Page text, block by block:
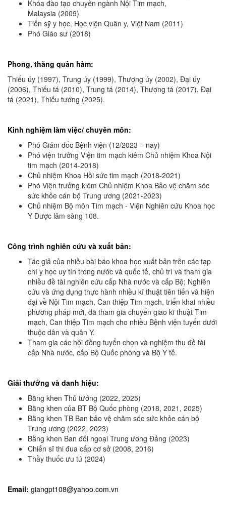
Khóa đào tạo chuyên ngành Nội Tim mạch,
Malaysia (2009)
Tiến sỹ y học, Học viện Quân y, Việt Nam (2011)
Phó Giáo sư (2018)
Phong, thăng quân hàm:
Thiếu úy (1997), Trung úy (1999), Thượng úy (2002), Đại úy
(2006), Thiếu tá (2010), Trung tá (2014), Thượng tá (2017), Đại
tá (2021), Thiếu tướng (2025).
Kinh nghiệm làm việc/ chuyên môn:
Phó Giám đốc Bệnh viện (12/2023 – nay)
Phó viện trưởng Viện tim mạch kiêm Chủ nhiệm Khoa Nội
tim mạch (2014-2018)
Chủ nhiệm Khoa Hồi sức tim mạch (2018-2021)
Phó Viện trưởng kiêm Chủ nhiệm Khoa Bảo vệ chăm sóc
sức khỏe cán bộ Trung ương (2021-2023)
Chủ nhiệm Bộ môn Tim mạch - Viện Nghiên cứu Khoa học
Y Dược lâm sàng 108.
Công trình nghiên cứu và xuất bản:
Tác giả của nhiều bài báo khoa học xuất bản trên các tạp
chí y học uy tín trong nước và quốc tế, chủ trì và tham gia
nhiều đề tài nghiên cứu cấp Nhà nước và cấp Bộ; Nghiên
cứu và ứng dụng thực hành nhiều kĩ thuật tiên tiến và hiện
đại về Nội Tim mạch, Can thiệp Tim mạch, triển khai nhiều
phương pháp mới, đã tham gia chuyển giao kĩ thuật Tim
mạch, Can thiệp Tim mạch cho nhiều Bệnh viện tuyến dưới
thuộc dân và quân Y.
Tham gia các hội đồng tuyển chọn và nghiệm thu đề tài
cấp Nhà nước, cấp Bộ Quốc phòng và Bộ Y tế.
Giải thưởng và danh hiệu:
Bằng khen Thủ tướng (2022, 2025)
Bằng khen của BT Bộ Quốc phòng (2018, 2021, 2025)
Bằng khen TB Ban bảo vệ chăm sóc sức khỏe cán bộ
Trung ương (2022, 2023)
Bằng khen Ban đối ngoại Trung ương Đảng (2023)
Chiến sĩ thi đua cấp cơ sở (2008, 2016)
Thầy thuốc ưu tú (2024)
Email: giangpt108@yahoo.com.vn